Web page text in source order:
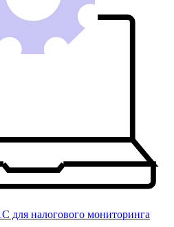
для налогового мониторинга